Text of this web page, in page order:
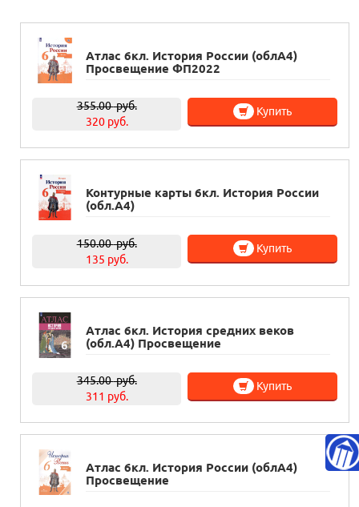
Атлас 6кл. История России (облА4)
Просвещение ФП2022
355.00руб.
320 руб.
Купить
Контурные карты 6кл. История России
(обл.А4)
150.00руб.
135 руб.
Купить
Атлас 6кл. История средних веков
(обл.А4) Просвещение
345.00руб.
311 руб.
Купить
Атлас 6кл. История России (облА4)
Просвещение